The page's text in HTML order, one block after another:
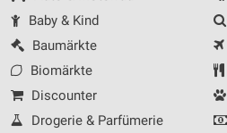
Baby & Kind
Baumärkte
Biomärkte
Discounter
Drogerie & Parfümerie